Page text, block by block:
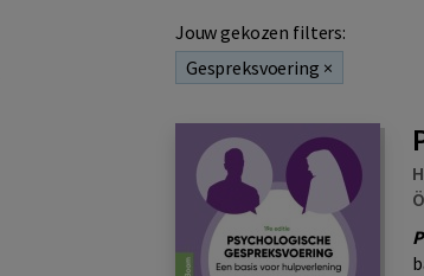
Jouw gekozen filters:
Gespreksvoering ×